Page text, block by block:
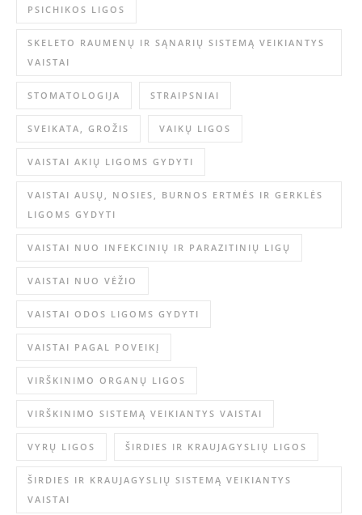
PSICHIKOS LIGOS
SKELETO RAUMENŲ IR SĄNARIŲ SISTEMĄ VEIKIANTYS
VAISTAI
STOMATOLOGIJA STRAIPSNIAI
SVEIKATA, GROŽIS VAIKŲ LIGOS
VAISTAI AKIŲ LIGOMS GYDYTI
VAISTAI AUSŲ, NOSIES, BURNOS ERTMĖS IR GERKLĖS
LIGOMS GYDYTI
VAISTAI NUO INFEKCINIŲ IR PARAZITINIŲ LIGŲ
VAISTAI NUO VĖŽIO
VAISTAI ODOS LIGOMS GYDYTI
VAISTAI PAGAL POVEIKĮ
VIRŠKINIMO ORGANŲ LIGOS
VIRŠKINIMO SISTEMĄ VEIKIANTYS VAISTAI
VYRŲ LIGOS ŠIRDIES IR KRAUJAGYSLIŲ LIGOS
ŠIRDIES IR KRAUJAGYSLIŲ SISTEMĄ VEIKIANTYS
VAISTAI